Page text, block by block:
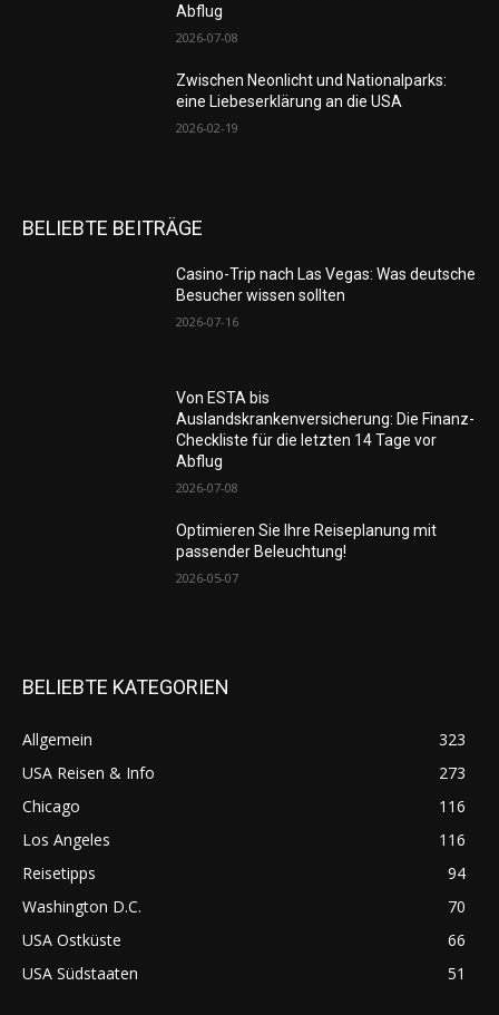
Abflug
2026-07-08
Zwischen Neonlicht und Nationalparks:
eine Liebeserklärung an die USA
2026-02-19
BELIEBTE BEITRÄGE
Casino-Trip nach Las Vegas: Was deutsche
Besucher wissen sollten
2026-07-16
Von ESTA bis
Auslandskrankenversicherung: Die Finanz-
Checkliste für die letzten 14 Tage vor
Abflug
2026-07-08
Optimieren Sie Ihre Reiseplanung mit
passender Beleuchtung!
2026-05-07
BELIEBTE KATEGORIEN
Allgemein
323
USA Reisen & Info
273
Chicago
116
Los Angeles
116
Reisetipps
94
Washington D.C.
70
USA Ostküste
66
USA Südstaaten
51